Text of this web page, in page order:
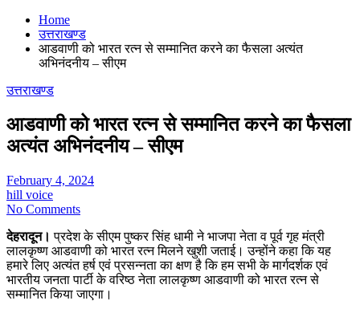
Home
उत्तराखण्ड
आडवाणी को भारत रत्न से सम्मानित करने का फैसला अत्यंत
अभिनंदनीय – सीएम
उत्तराखण्ड
आडवाणी को भारत रत्न से सम्मानित करने का फैसला
अत्यंत अभिनंदनीय – सीएम
February 4, 2024
hill voice
No Comments
देहरादून। प्रदेश के सीएम पुष्कर सिंह धामी ने भाजपा नेता व पूर्व गृह मंत्री
लालकृष्ण आडवाणी को भारत रत्न मिलने खुशी जताई। उन्होंने कहा कि यह
हमारे लिए अत्यंत हर्ष एवं प्रसन्नता का क्षण है कि हम सभी के मार्गदर्शक एवं
भारतीय जनता पार्टी के वरिष्ठ नेता लालकृष्ण आडवाणी को भारत रत्न से
सम्मानित किया जाएगा।